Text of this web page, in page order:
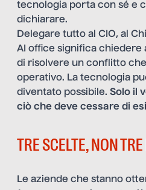
tecnologia porta con sé e
dichiarare.
Delegare tutto al CIO, al
AI office significa
di risolvere un conflitto
operativo. La tecnologia
diventato possibile. Solo il
ciò che deve cessare di
TRE SCELTE, NON
Le aziende che stanno